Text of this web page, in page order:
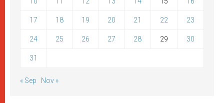
17 18 19 20 21 22 23
24 25 26 27 28 29 30
31
« Sep Nov »